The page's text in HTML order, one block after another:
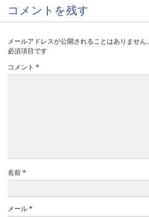
コメントを残す
メールアドレスが公開されることはありません。
必須項目です
コメント *
名前*
メール*